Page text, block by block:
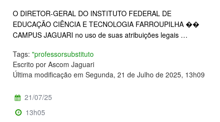
O DIRETOR-GERAL DO INSTITUTO FEDERAL DE
EDUCAÇÃO CIÊNCIA E TECNOLOGIA FARROUPILHA ��
CAMPUS JAGUARI no uso de suas atribuições legais …
Tags: "professorsubstituto
Escrito por Ascom Jaguari
Última modificação em Segunda, 21 de Julho de 2025, 13h09
21/07/25
13h05